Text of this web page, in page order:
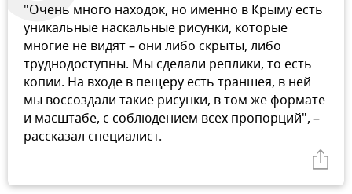
"Очень много находок, но именно в Крыму есть
уникальные наскальные рисунки, которые
многие не видят – они либо скрыты, либо
труднодоступны. Мы сделали реплики, то есть
копии. На входе в пещеру есть траншея, в ней
мы воссоздали такие рисунки, в том же формате
и масштабе, с соблюдением всех пропорций", –
рассказал специалист.